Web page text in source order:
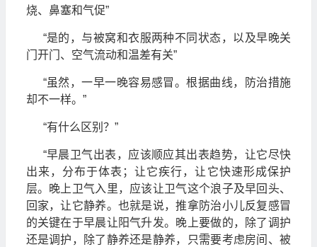
烧、鼻塞和气促”
“是的，与被窝和衣服两种不同状态，以及早晚关
门开门、空气流动和温差有关”
“虽然，一早一晚容易感冒。根据曲线，防治措施
却不一样。”
“有什么区别？”
“早晨卫气出表，应该顺应其出表趋势，让它尽快
出来，分布于体表；让它疾行，让它快速形成保护
层。晚上卫气入里，应该让卫气这个浪子及早回头、
回家，让它静养。也就是说，推拿防治小儿反复感冒
的关键在于早晨让阳气升发。晚上要做的，除了调护
还是调护，除了静养还是静养，只需要考虑房间、被